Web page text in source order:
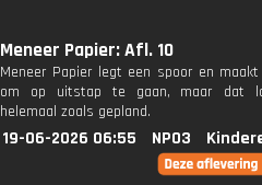
Meneer Papier: Afl. 10
Meneer Papier legt een spoor en
om op uitstap te gaan, maar dat
helemaal zoals gepland.
19-06-2026 06:55 NPO3